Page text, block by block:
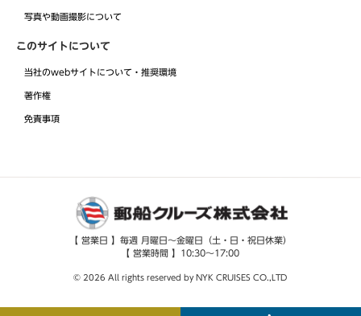
写真や動画撮影について
このサイトについて
当社のwebサイトについて・推奨環境
著作権
免責事項
【 営業日 】毎週 月曜日～金曜日（土・日・祝日休業）
【 営業時間 】10:30～17:00
© 2026 All rights reserved by NYK CRUISES CO.,LTD